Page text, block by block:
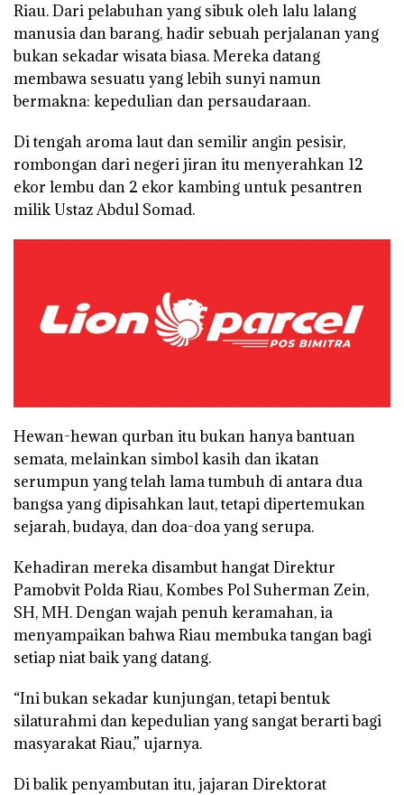
Riau. Dari pelabuhan yang sibuk oleh lalu lalang
manusia dan barang, hadir sebuah perjalanan yang
bukan sekadar wisata biasa. Mereka datang
membawa sesuatu yang lebih sunyi namun
bermakna: kepedulian dan persaudaraan.
Di tengah aroma laut dan semilir angin pesisir,
rombongan dari negeri jiran itu menyerahkan 12
ekor lembu dan 2 ekor kambing untuk pesantren
milik Ustaz Abdul Somad.
Hewan-hewan qurban itu bukan hanya bantuan
semata, melainkan simbol kasih dan ikatan
serumpun yang telah lama tumbuh di antara dua
bangsa yang dipisahkan laut, tetapi dipertemukan
sejarah, budaya, dan doa-doa yang serupa.
Kehadiran mereka disambut hangat Direktur
Pamobvit Polda Riau, Kombes Pol Suherman Zein,
SH, MH. Dengan wajah penuh keramahan, ia
menyampaikan bahwa Riau membuka tangan bagi
setiap niat baik yang datang.
“Ini bukan sekadar kunjungan, tetapi bentuk
silaturahmi dan kepedulian yang sangat berarti bagi
masyarakat Riau,” ujarnya.
Di balik penyambutan itu, jajaran Direktorat